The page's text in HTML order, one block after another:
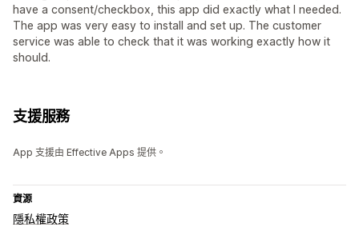
have a consent/checkbox, this app did exactly what I needed.
The app was very easy to install and set up. The customer
service was able to check that it was working exactly how it
should.
支援服務
App 支援由 Effective Apps 提供。
資源
隱私權政策